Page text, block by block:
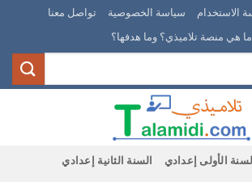
الاستخدام سياسة الخصوصية
تواصل معنا
ما هي منصة تلاميذي؟ وما هدفها؟
الأولى إعدادي السنة الثانية إعدادي